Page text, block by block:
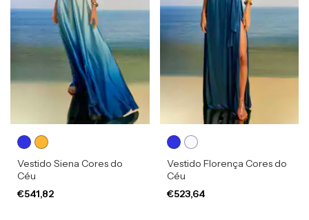
Vestido Siena Cores do
Céu
€541,82
Vestido Florença Cores do
Céu
€523,64